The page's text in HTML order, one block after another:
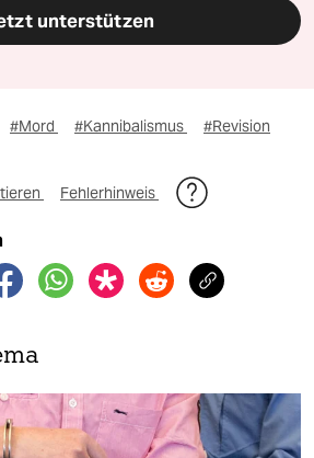
unterstützen
#Mord #Kannibalismus #Revision
Fehlerhinweis